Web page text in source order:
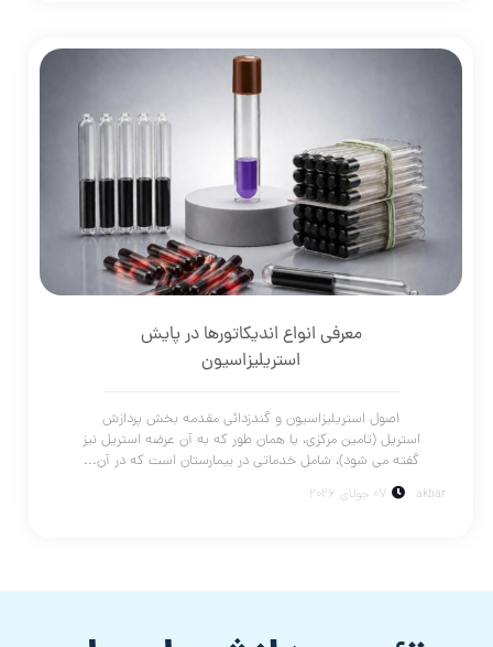
معرفی انواع اندیکاتورها در پایش
استریلیزاسیون
اصول استریلیزاسیون و گندزدائی مقدمه بخش پردازش
استریل (تامین مرکزی، یا همان طور که به آن عرضه استریل نیز
گفته می شود)، شامل خدماتی در بیمارستان است که در آن...
akbar 07 جولای 2026